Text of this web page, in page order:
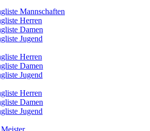
Mannschaften
Herren
Damen
Jugend
Herren
Damen
Jugend
Herren
Damen
Jugend